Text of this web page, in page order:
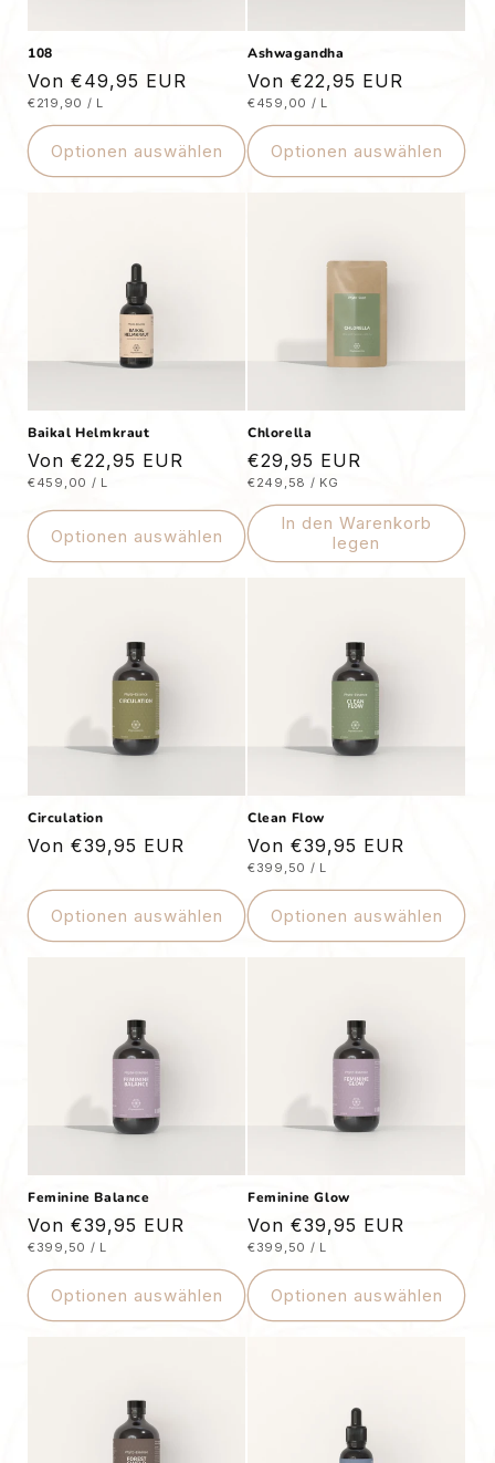
108
Normaler
Preis
Von €49,95 EUR
STÜCKPREIS
€219,90 / PRO
L
Optionen auswählen
Ashwagandha
Normaler
Preis
Von €22,95 EUR
STÜCKPREIS
€459,00 / PRO
L
Optionen auswählen
Baikal Helmkraut
Normaler
Preis
Von €22,95 EUR
STÜCKPREIS
€459,00 / PRO
L
Optionen auswählen
Chlorella
Normaler
Preis
€29,95 EUR
STÜCKPREIS
€249,58 / PRO
KG
In den Warenkorb
legen
Circulation
Normaler
Von €39,95 EUR
Optionen auswählen
Clean Flow
Normaler
Preis
Von €39,95 EUR
STÜCKPREIS
€399,50 / PRO
L
Optionen auswählen
Feminine Balance
Normaler
Preis
Von €39,95 EUR
STÜCKPREIS
€399,50 / PRO
L
Optionen auswählen
Feminine Glow
Normaler
Preis
Von €39,95 EUR
STÜCKPREIS
€399,50 / PRO
L
Optionen auswählen